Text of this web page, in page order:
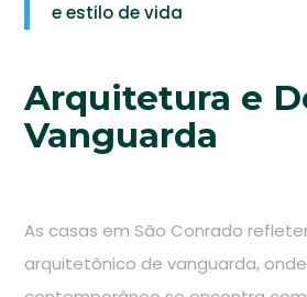
e estilo de vida
Arquitetura e
Vanguarda
As casas em São Conrado
arquitetônico de vanguarda,